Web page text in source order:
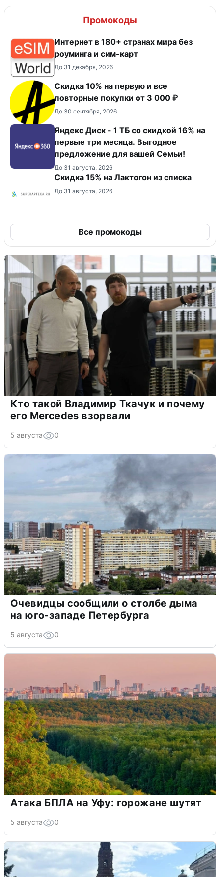
Промокоды
Интернет в 180+ странах мира без
роуминга и сим-карт
До 31 декабря, 2026
Скидка 10% на первую и все
повторные покупки от 3 000 ₽
До 30 сентября, 2026
Яндекс Диск - 1 ТБ со скидкой 16% на
первые три месяца. Выгодное
предложение для вашей Семьи!
До 31 августа, 2026
Скидка 15% на Лактогон из списка
До 31 августа, 2026
Все промокоды
Кто такой Владимир Ткачук и почему
его Mercedes взорвали
5 августа 0
Очевидцы сообщили о столбе дыма
на юго-западе Петербурга
5 августа 0
Атака БПЛА на Уфу: горожане шутят
5 августа 0